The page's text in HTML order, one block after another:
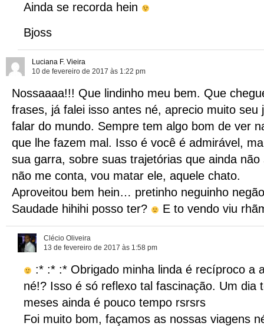
Ainda se recorda hein
Bjoss
Luciana F. Vieira
10 de fevereiro de 2017 às 1:22 pm
Nossaaaa!!! Que lindinho meu bem. Que
frases, já falei isso antes né, aprecio muito seu
falar do mundo. Sempre tem algo bom de ver
que lhe fazem mal. Isso é você é admirável,
sua garra, sobre suas trajetórias que ainda
não me conta, vou matar ele, aquele chato.
Aproveitou bem hein… pretinho neguinho
Saudade hihihi posso ter?
E to vendo viu
Clécio Oliveira
13 de fevereiro de 2017 às 1:58 pm
:* :* :* Obrigado minha linda é recíproco a
né!? Isso é só reflexo tal fascinação. Um dia
meses ainda é pouco tempo rsrsrs
Foi muito bom, façamos as nossas viagens